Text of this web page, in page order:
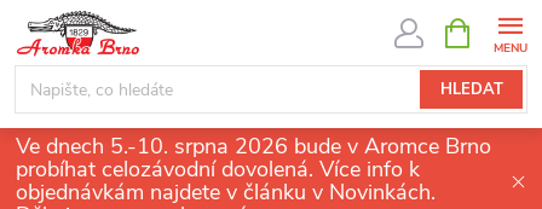
obsah
HLEDAT
NÁKUPNÍ
KOŠÍK
Ve dnech 5.-10. srpna 2026 bude v Aromce Brno
probíhat celozávodní dovolená. Více info k
objednávkám najdete v článku v Novinkách.